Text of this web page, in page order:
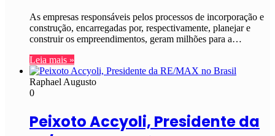
As empresas responsáveis pelos processos de incorporação e
construção, encarregadas por, respectivamente, planejar e
construir os empreendimentos, geram milhões para a…
Leia mais »
Raphael Augusto
0
Peixoto Accyoli, Presidente da